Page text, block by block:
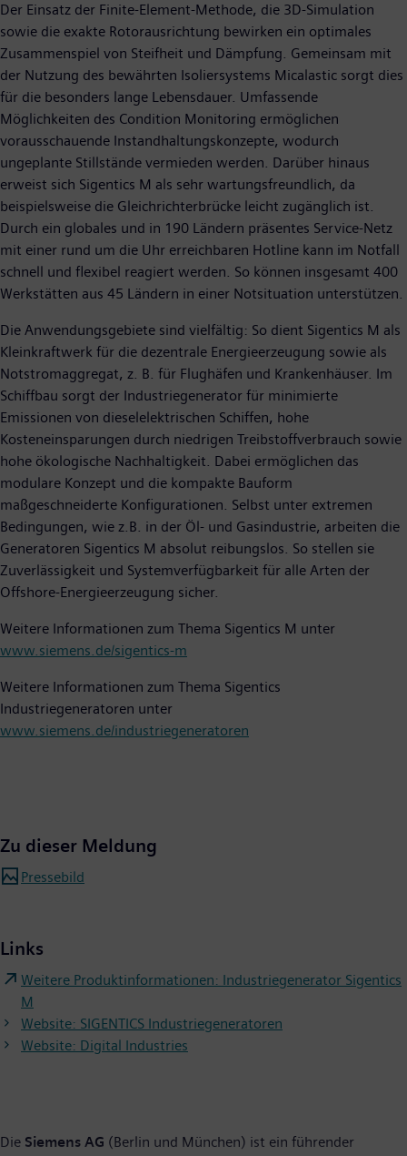
Der Einsatz der Finite-Element-Methode, die 3D-Simulation
sowie die exakte Rotorausrichtung bewirken ein optimales
Zusammenspiel von Steifheit und Dämpfung. Gemeinsam mit
der Nutzung des bewährten Isoliersystems Micalastic sorgt dies
für die besonders lange Lebensdauer. Umfassende
Möglichkeiten des Condition Monitoring ermöglichen
vorausschauende Instandhaltungskonzepte, wodurch
ungeplante Stillstände vermieden werden. Darüber hinaus
erweist sich Sigentics M als sehr wartungsfreundlich, da
beispielsweise die Gleichrichterbrücke leicht zugänglich ist.
Durch ein globales und in 190 Ländern präsentes Service-Netz
mit einer rund um die Uhr erreichbaren Hotline kann im Notfall
schnell und flexibel reagiert werden. So können insgesamt 400
Werkstätten aus 45 Ländern in einer Notsituation unterstützen.
Die Anwendungsgebiete sind vielfältig: So dient Sigentics M als
Kleinkraftwerk für die dezentrale Energieerzeugung sowie als
Notstromaggregat, z. B. für Flughäfen und Krankenhäuser. Im
Schiffbau sorgt der Industriegenerator für minimierte
Emissionen von dieselelektrischen Schiffen, hohe
Kosteneinsparungen durch niedrigen Treibstoffverbrauch sowie
hohe ökologische Nachhaltigkeit. Dabei ermöglichen das
modulare Konzept und die kompakte Bauform
maßgeschneiderte Konfigurationen. Selbst unter extremen
Bedingungen, wie z.B. in der Öl- und Gasindustrie, arbeiten die
Generatoren Sigentics M absolut reibungslos. So stellen sie
Zuverlässigkeit und Systemverfügbarkeit für alle Arten der
Offshore-Energieerzeugung sicher.
Weitere Informationen zum Thema Sigentics M unter
www.siemens.de/sigentics-m
Weitere Informationen zum Thema Sigentics
Industriegeneratoren unter
www.siemens.de/industriegeneratoren
Zu dieser Meldung
Pressebild
Links
Weitere Produktinformationen: Industriegenerator Sigentics
M
Website: SIGENTICS Industriegeneratoren
Website: Digital Industries
Die Siemens AG (Berlin und München) ist ein führender